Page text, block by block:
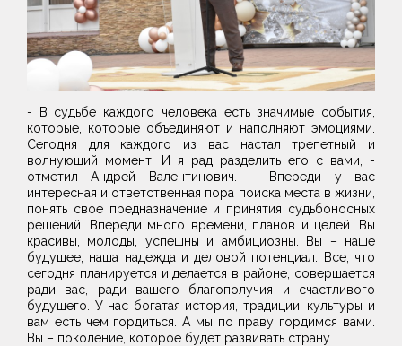
- В судьбе каждого человека есть значимые события,
которые, которые объединяют и наполняют эмоциями.
Сегодня для каждого из вас настал трепетный и
волнующий момент. И я рад разделить его с вами, -
отметил Андрей Валентинович. – Впереди у вас
интересная и ответственная пора поиска места в жизни,
понять свое предназначение и принятия судьбоносных
решений. Впереди много времени, планов и целей. Вы
красивы, молоды, успешны и амбициозны. Вы – наше
будущее, наша надежда и деловой потенциал. Все, что
сегодня планируется и делается в районе, совершается
ради вас, ради вашего благополучия и счастливого
будущего. У нас богатая история, традиции, культуры и
вам есть чем гордиться. А мы по праву гордимся вами.
Вы – поколение, которое будет развивать страну.